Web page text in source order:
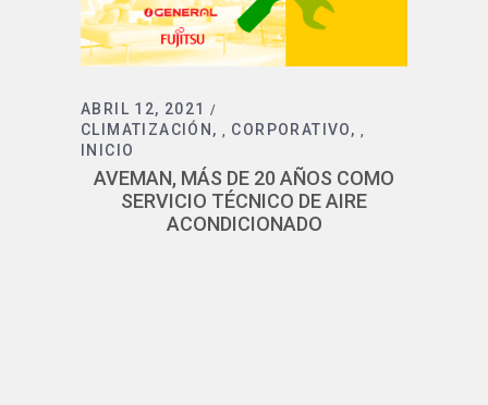
ABRIL 12, 2021
CLIMATIZACIÓN
, CORPORATIVO ,
INICIO
AVEMAN, MÁS DE 20 AÑOS COMO
SERVICIO TÉCNICO DE AIRE
ACONDICIONADO